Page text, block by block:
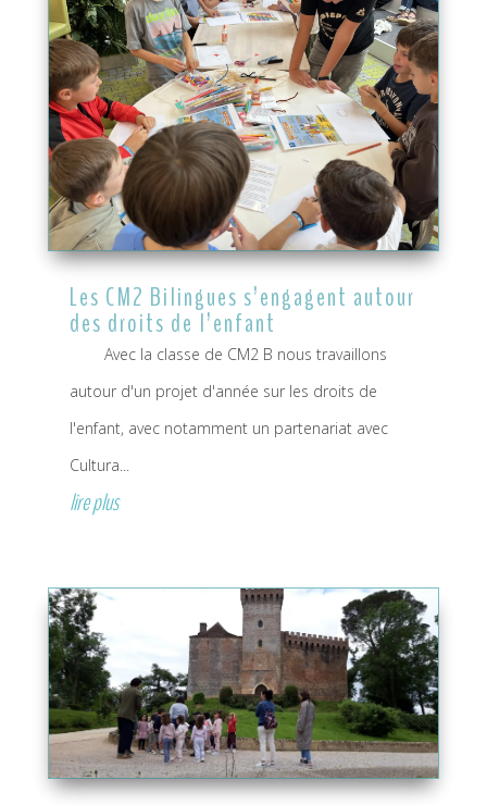
Les CM2 Bilingues s’engagent autour
des droits de l’enfant
Avec la classe de CM2 B nous travaillons
autour d'un projet d'année sur les droits de
l'enfant, avec notamment un partenariat avec
Cultura...
lire plus